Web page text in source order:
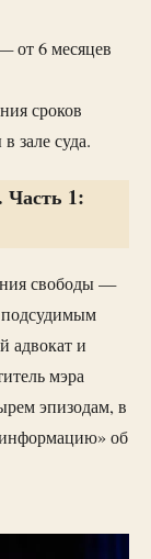
от 6 месяцев
сроков
зале суда.
Часть 1:
свободы —
подсудимым
адвокат и
мэра
эпизодам, в
об